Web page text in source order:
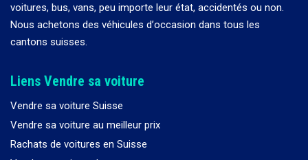
voitures, bus, vans, peu importe leur état, accidentés ou non.
Nous achetons des véhicules d’occasion dans tous les
cantons suisses.
Liens Vendre sa voiture
Vendre sa voiture Suisse
Vendre sa voiture au meilleur prix
Rachats de voitures en Suisse